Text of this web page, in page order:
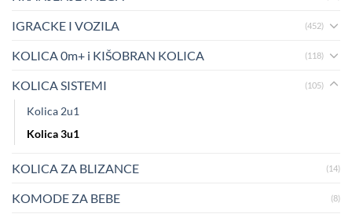
IGRACKE I VOZILA (452)
KOLICA 0m+ i KIŠOBRAN KOLICA (118)
KOLICA SISTEMI (105)
Kolica 2u1
Kolica 3u1
KOLICA ZA BLIZANCE (14)
KOMODE ZA BEBE (8)